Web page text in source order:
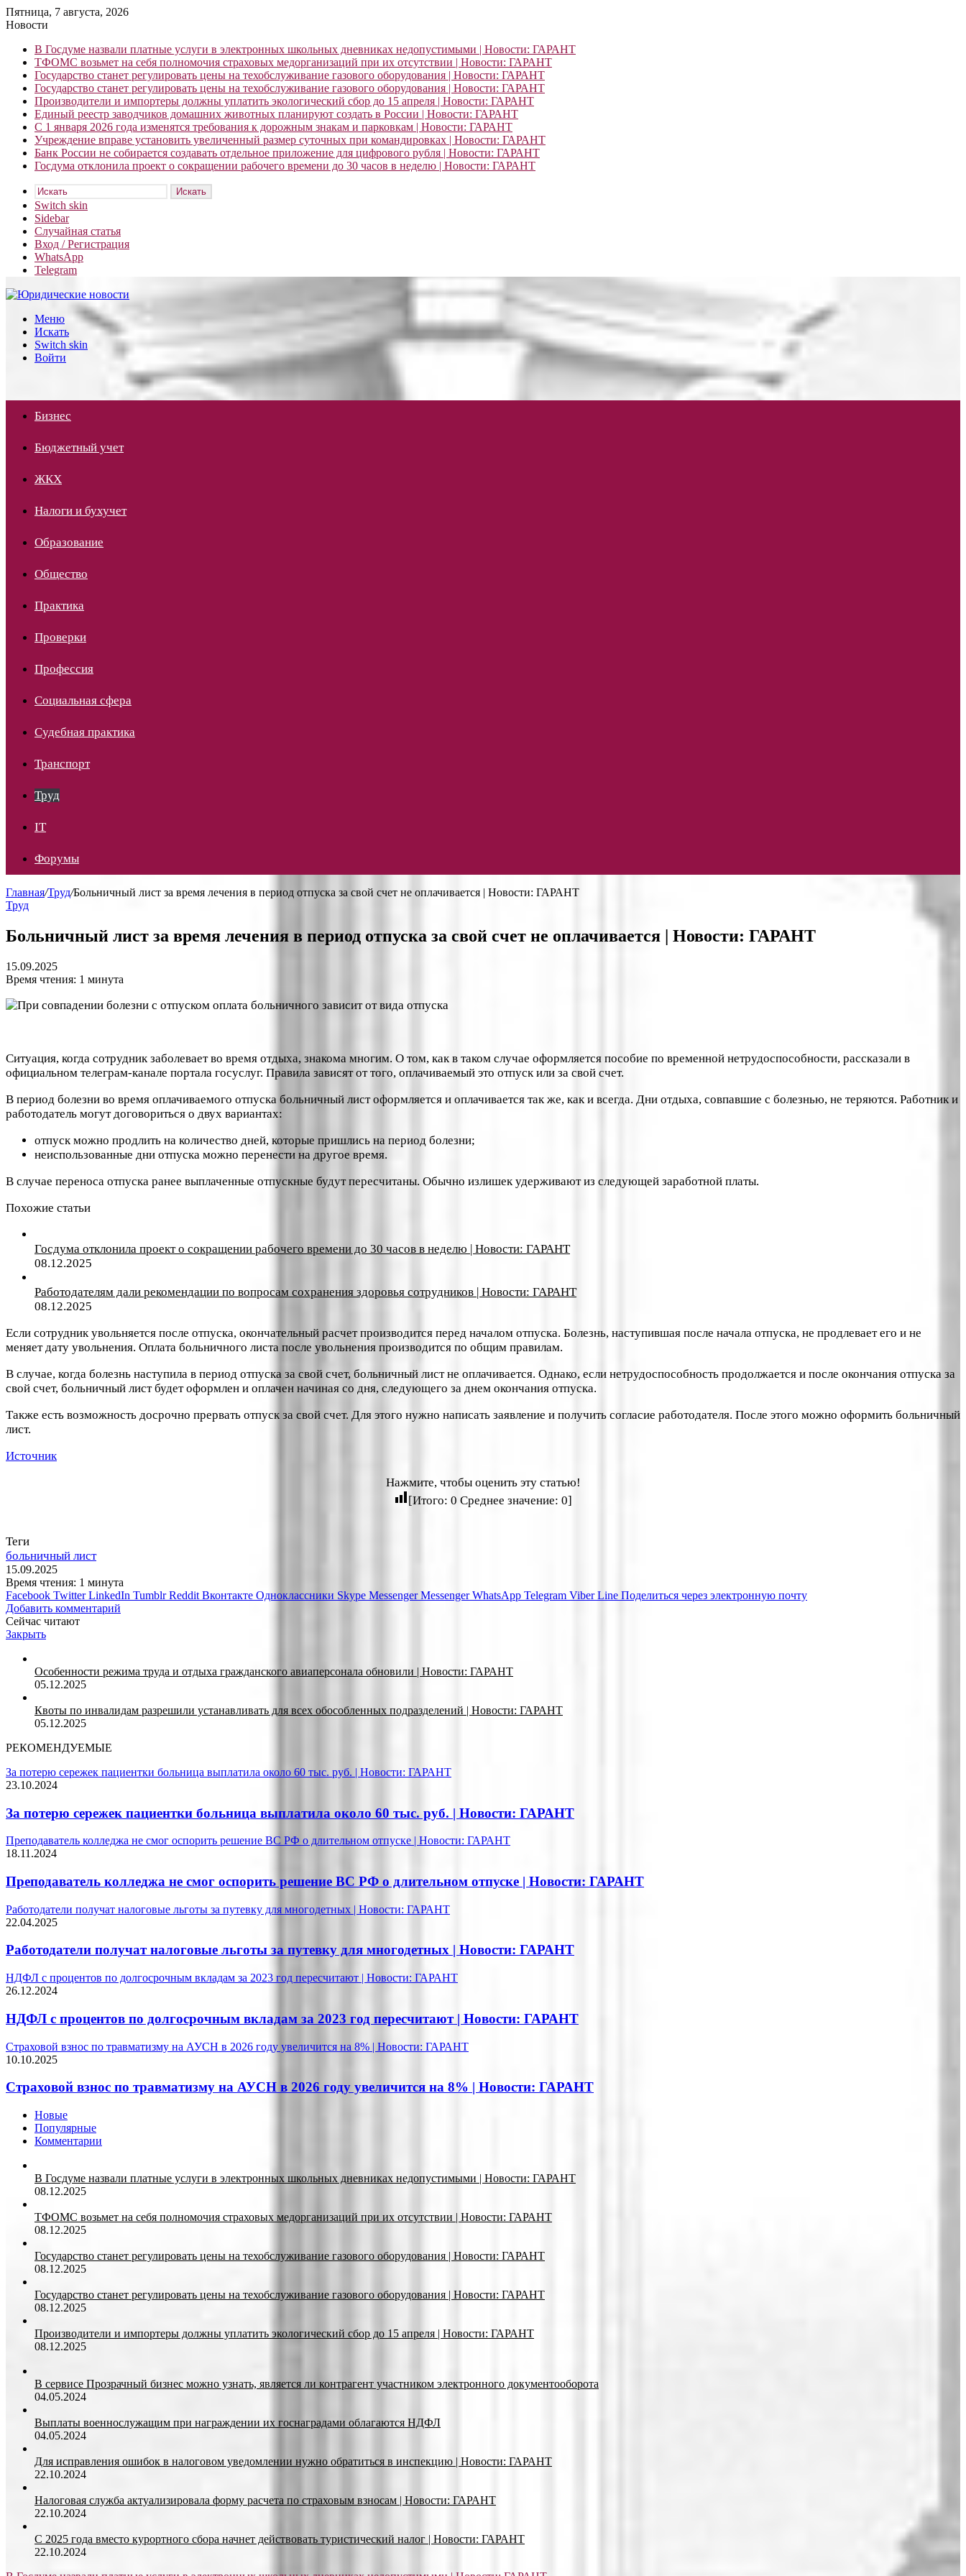
Пятница, 7 августа, 2026
Новости
В Госдуме назвали платные услуги в электронных школьных дневниках недопустимыми | Новости: ГАРАНТ
ТФОМС возьмет на себя полномочия страховых медорганизаций при их отсутствии | Новости: ГАРАНТ
Государство станет регулировать цены на техобслуживание газового оборудования | Новости: ГАРАНТ
Государство станет регулировать цены на техобслуживание газового оборудования | Новости: ГАРАНТ
Производители и импортеры должны уплатить экологический сбор до 15 апреля | Новости: ГАРАНТ
Единый реестр заводчиков домашних животных планируют создать в России | Новости: ГАРАНТ
С 1 января 2026 года изменятся требования к дорожным знакам и парковкам | Новости: ГАРАНТ
Учреждение вправе установить увеличенный размер суточных при командировках | Новости: ГАРАНТ
Банк России не собирается создавать отдельное приложение для цифрового рубля | Новости: ГАРАНТ
Госдума отклонила проект о сокращении рабочего времени до 30 часов в неделю | Новости: ГАРАНТ
Искать
Switch skin
Sidebar
Случайная статья
Вход / Регистрация
WhatsApp
Telegram
Меню
Искать
Switch skin
Войти
Бизнес
Бюджетный учет
ЖКХ
Налоги и бухучет
Образование
Общество
Практика
Проверки
Профессия
Социальная сфера
Судебная практика
Транспорт
Труд
IT
Форумы
Главная/Труд/Больничный лист за время лечения в период отпуска за свой счет не оплачивается | Новости: ГАРАНТ
Труд
Больничный лист за время лечения в период отпуска за свой счет не оплачивается | Новости: ГАРАНТ
15.09.2025
Время чтения: 1 минута
Ситуация, когда сотрудник заболевает во время отдыха, знакома многим. О том, как в таком случае оформляется пособие по временной нетрудоспособности, рассказали в
официальном телеграм-канале портала госуслуг. Правила зависят от того, оплачиваемый это отпуск или за свой счет.
В период болезни во время оплачиваемого отпуска больничный лист оформляется и оплачивается так же, как и всегда. Дни отдыха, совпавшие с болезнью, не теряются. Работник и
работодатель могут договориться о двух вариантах:
отпуск можно продлить на количество дней, которые пришлись на период болезни;
неиспользованные дни отпуска можно перенести на другое время.
В случае переноса отпуска ранее выплаченные отпускные будут пересчитаны. Обычно излишек удерживают из следующей заработной платы.
Похожие статьи
Госдума отклонила проект о сокращении рабочего времени до 30 часов в неделю | Новости: ГАРАНТ
08.12.2025
Работодателям дали рекомендации по вопросам сохранения здоровья сотрудников | Новости: ГАРАНТ
08.12.2025
Если сотрудник увольняется после отпуска, окончательный расчет производится перед началом отпуска. Болезнь, наступившая после начала отпуска, не продлевает его и не
меняет дату увольнения. Оплата больничного листа после увольнения производится по общим правилам.
В случае, когда болезнь наступила в период отпуска за свой счет, больничный лист не оплачивается. Однако, если нетрудоспособность продолжается и после окончания отпуска за
свой счет, больничный лист будет оформлен и оплачен начиная со дня, следующего за днем окончания отпуска.
Также есть возможность досрочно прервать отпуск за свой счет. Для этого нужно написать заявление и получить согласие работодателя. После этого можно оформить больничный
лист.
Источник
Нажмите, чтобы оценить эту статью!
[Итого: 0 Среднее значение: 0]
Теги
больничный лист
15.09.2025
Время чтения: 1 минута
Facebook Twitter LinkedIn Tumblr Reddit Вконтакте Одноклассники Skype Messenger Messenger WhatsApp Telegram Viber Line Поделиться через электронную почту
Добавить комментарий
Сейчас читают
Закрыть
Особенности режима труда и отдыха гражданского авиаперсонала обновили | Новости: ГАРАНТ
05.12.2025
Квоты по инвалидам разрешили устанавливать для всех обособленных подразделений | Новости: ГАРАНТ
05.12.2025
РЕКОМЕНДУЕМЫЕ
За потерю сережек пациентки больница выплатила около 60 тыс. руб. | Новости: ГАРАНТ
23.10.2024
За потерю сережек пациентки больница выплатила около 60 тыс. руб. | Новости: ГАРАНТ
Преподаватель колледжа не смог оспорить решение ВС РФ о длительном отпуске | Новости: ГАРАНТ
18.11.2024
Преподаватель колледжа не смог оспорить решение ВС РФ о длительном отпуске | Новости: ГАРАНТ
Работодатели получат налоговые льготы за путевку для многодетных | Новости: ГАРАНТ
22.04.2025
Работодатели получат налоговые льготы за путевку для многодетных | Новости: ГАРАНТ
НДФЛ с процентов по долгосрочным вкладам за 2023 год пересчитают | Новости: ГАРАНТ
26.12.2024
НДФЛ с процентов по долгосрочным вкладам за 2023 год пересчитают | Новости: ГАРАНТ
Страховой взнос по травматизму на АУСН в 2026 году увеличится на 8% | Новости: ГАРАНТ
10.10.2025
Страховой взнос по травматизму на АУСН в 2026 году увеличится на 8% | Новости: ГАРАНТ
Новые
Популярные
Комментарии
В Госдуме назвали платные услуги в электронных школьных дневниках недопустимыми | Новости: ГАРАНТ
08.12.2025
ТФОМС возьмет на себя полномочия страховых медорганизаций при их отсутствии | Новости: ГАРАНТ
08.12.2025
Государство станет регулировать цены на техобслуживание газового оборудования | Новости: ГАРАНТ
08.12.2025
Государство станет регулировать цены на техобслуживание газового оборудования | Новости: ГАРАНТ
08.12.2025
Производители и импортеры должны уплатить экологический сбор до 15 апреля | Новости: ГАРАНТ
08.12.2025
В сервисе Прозрачный бизнес можно узнать, является ли контрагент участником электронного документооборота
04.05.2024
Выплаты военнослужащим при награждении их госнаградами облагаются НДФЛ
04.05.2024
Для исправления ошибок в налоговом уведомлении нужно обратиться в инспекцию | Новости: ГАРАНТ
22.10.2024
Налоговая служба актуализировала форму расчета по страховым взносам | Новости: ГАРАНТ
22.10.2024
С 2025 года вместо курортного сбора начнет действовать туристический налог | Новости: ГАРАНТ
22.10.2024